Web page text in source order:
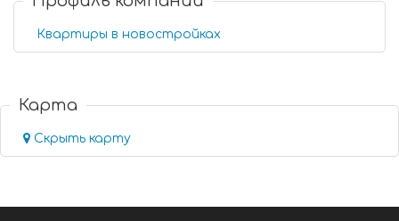
Квартиры в новостройках
Карта
Скрыть карту